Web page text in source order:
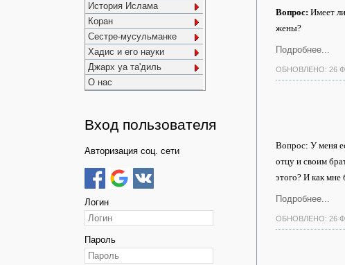
История Ислама
Коран
Сестре-мусульманке
Хадис и его науки
Джарх уа та'диль
О нас
Вход пользователя
Авторизация соц. сети
Логин
Пароль
Вопрос: Имеет
жены?
Подробнее...
ОБНОВЛЕНО: 26
Вопрос: У меня
отцу и своим
этого? И как
Подробнее...
ОБНОВЛЕНО: 26